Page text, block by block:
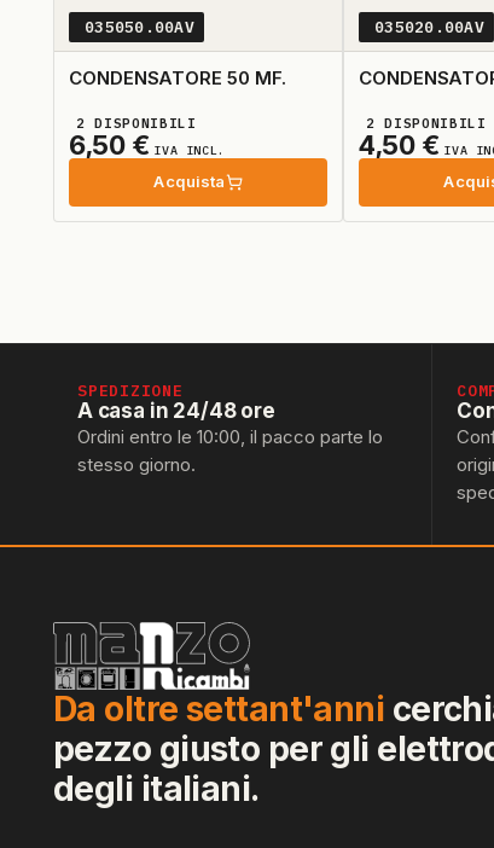
035050.00AV
CONDENSATORE 50 MF.
6,50 € IVA INCL.
Acquista
2 DISPONIBILI
035020.00AV
4,50 € IVA
2 DISPONIBILI
SPEDIZIONE
A casa in 24/48 ore
Ordini entro le 10:00, il pacco parte lo
stesso giorno.
Da oltre settant'anni
pezzo giusto per gli
degli italiani.